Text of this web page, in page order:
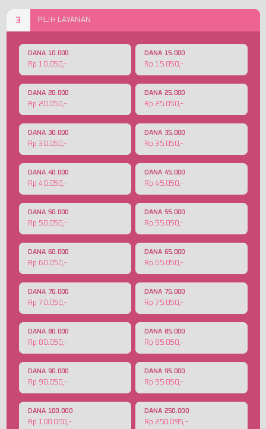
3 PILIH LAYANAN
DANA 10.000
Rp 10.050,-
DANA 15.000
Rp 15.050,-
DANA 20.000
Rp 20.050,-
DANA 25.000
Rp 25.050,-
DANA 30.000
Rp 30.050,-
DANA 35.000
Rp 35.050,-
DANA 40.000
Rp 40.050,-
DANA 45.000
Rp 45.050,-
DANA 50.000
Rp 50.050,-
DANA 55.000
Rp 55.050,-
DANA 60.000
Rp 60.050,-
DANA 65.000
Rp 65.050,-
DANA 70.000
Rp 70.050,-
DANA 75.000
Rp 75.050,-
DANA 80.000
Rp 80.050,-
DANA 85.000
Rp 85.050,-
DANA 90.000
Rp 90.050,-
DANA 95.000
Rp 95.050,-
DANA 100.000
Rp 100.050,-
DANA 250.000
Rp 250.095,-